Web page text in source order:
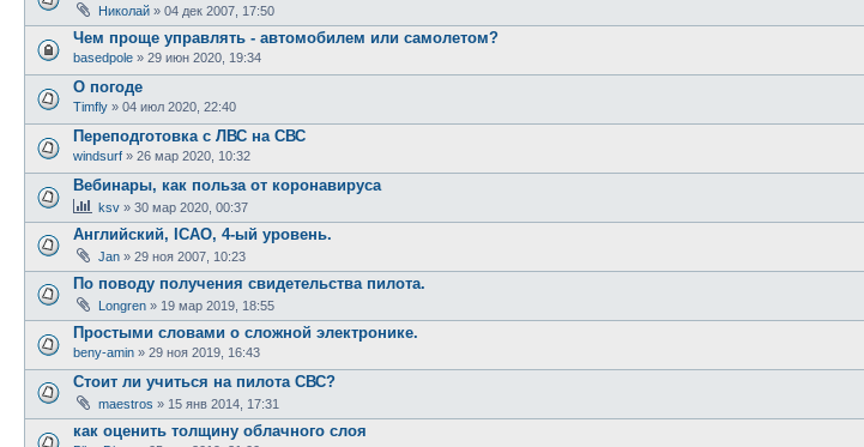
Николай » 04 дек 2007, 17:50
Чем проще управлять - автомобилем или самолетом?
basedpole » 29 июн 2020, 19:34
О погоде
Timfly » 04 июл 2020, 22:40
Переподготовка с ЛВС на СВС
windsurf » 26 мар 2020, 10:32
Вебинары, как польза от коронавируса
ksv » 30 мар 2020, 00:37
Английский, ICAO, 4-ый уровень.
Jan » 29 ноя 2007, 10:23
По поводу получения свидетельства пилота.
Longren » 19 мар 2019, 18:55
Простыми словами о сложной электронике.
beny-amin » 29 ноя 2019, 16:43
Стоит ли учиться на пилота СВС?
maestros » 15 янв 2014, 17:31
как оценить толщину облачного слоя